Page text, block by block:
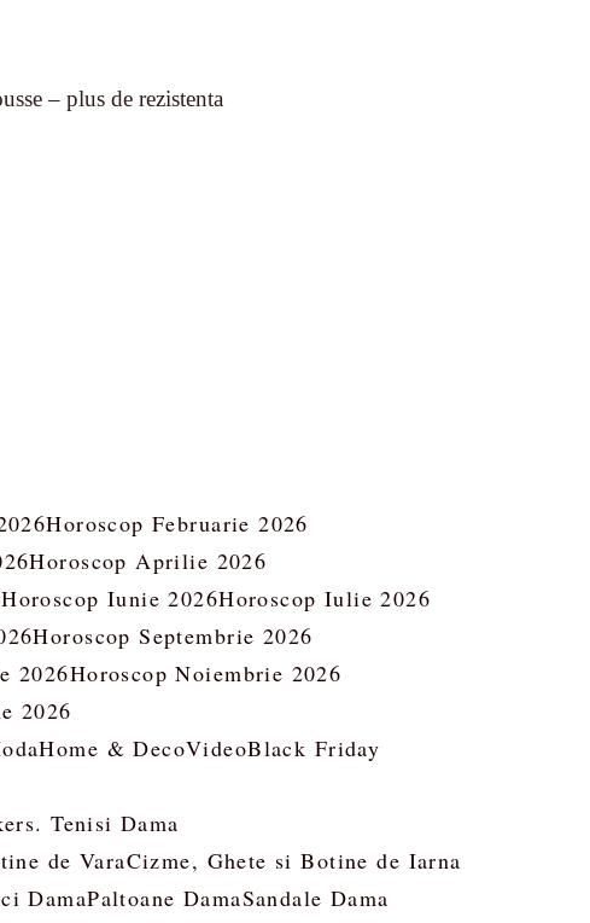
– plus de rezistenta
Horoscop Februarie 2026
Horoscop Aprilie 2026
Horoscop Iunie 2026Horoscop Iulie 2026
Horoscop Septembrie 2026
2026Horoscop Noiembrie 2026
2026
Home & DecoVideoBlack Friday
Tenisi Dama
de VaraCizme, Ghete si Botine de Iarna
DamaPaltoane DamaSandale Dama